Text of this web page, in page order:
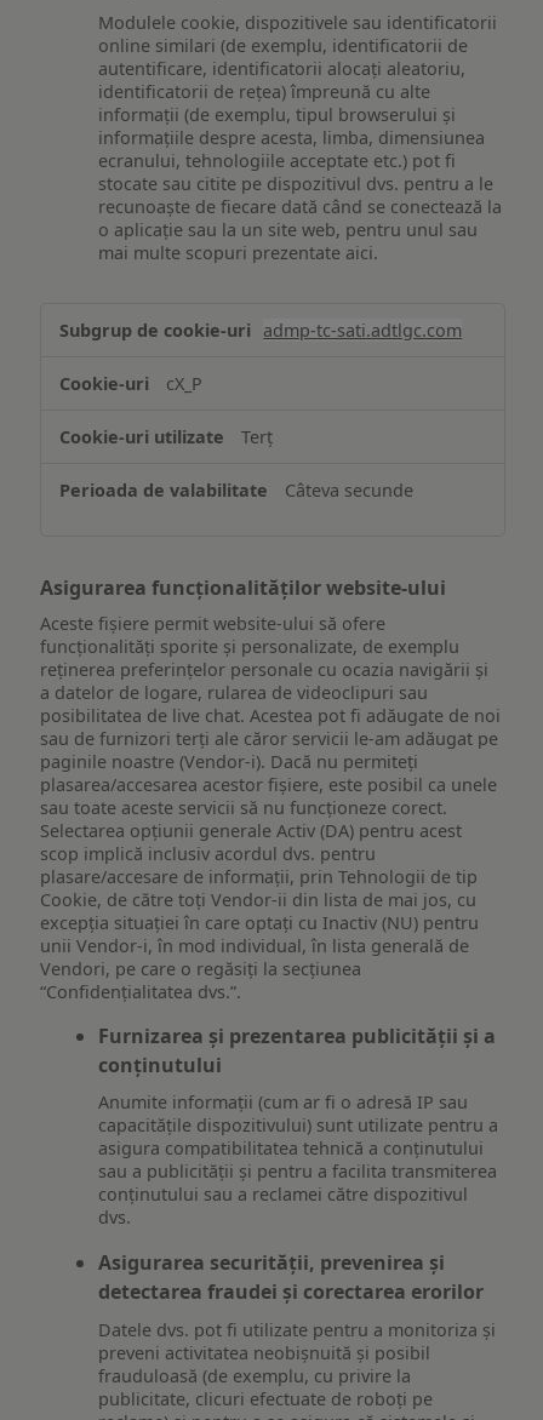
Modulele cookie, dispozitivele sau identificatorii
online similari (de exemplu, identificatorii de
autentificare, identificatorii alocați aleatoriu,
identificatorii de rețea) împreună cu alte
informații (de exemplu, tipul browserului și
informațiile despre acesta, limba, dimensiunea
ecranului, tehnologiile acceptate etc.) pot fi
stocate sau citite pe dispozitivul dvs. pentru a le
recunoaște de fiecare dată când se conectează la
o aplicație sau la un site web, pentru unul sau
mai multe scopuri prezentate aici.
și/sau
informațiilor
pe
dispozitiv
admp-tc-sati.adtlgc.com
cX_P
Terț
Câteva secunde
Asigurarea funcționalităților website-ului
Aceste fișiere permit website-ului să ofere
funcționalități sporite și personalizate, de exemplu
reţinerea preferinţelor personale cu ocazia navigării și
a datelor de logare, rularea de videoclipuri sau
posibilitatea de live chat. Acestea pot fi adăugate de noi
sau de furnizori terți ale căror servicii le-am adăugat pe
paginile noastre (Vendor-i). Dacă nu permiteți
plasarea/accesarea acestor fișiere, este posibil ca unele
sau toate aceste servicii să nu funcționeze corect.
Selectarea opțiunii generale Activ (DA) pentru acest
scop implică inclusiv acordul dvs. pentru
plasare/accesare de informații, prin Tehnologii de tip
Cookie, de către toți Vendor-ii din lista de mai jos, cu
excepția situației în care optați cu Inactiv (NU) pentru
unii Vendor-i, în mod individual, în lista generală de
Vendori, pe care o regăsiți la secțiunea
“Confidențialitatea dvs.”.
Furnizarea și prezentarea publicității și a
conținutului
Anumite informații (cum ar fi o adresă IP sau
capacitățile dispozitivului) sunt utilizate pentru a
asigura compatibilitatea tehnică a conținutului
sau a publicității și pentru a facilita transmiterea
conținutului sau a reclamei către dispozitivul
dvs.
Asigurarea securității, prevenirea și
detectarea fraudei și corectarea erorilor
Datele dvs. pot fi utilizate pentru a monitoriza și
preveni activitatea neobișnuită și posibil
frauduloasă (de exemplu, cu privire la
publicitate, clicuri efectuate de roboți pe